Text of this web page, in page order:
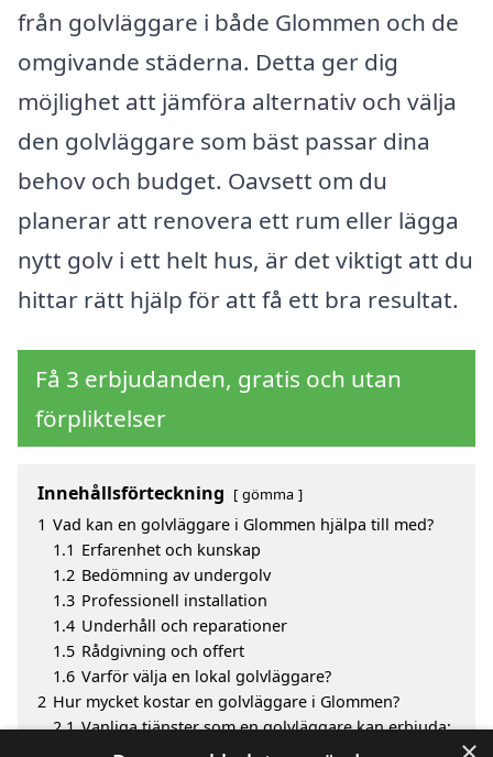
från golvläggare i både Glommen och de
omgivande städerna. Detta ger dig
möjlighet att jämföra alternativ och välja
den golvläggare som bäst passar dina
behov och budget. Oavsett om du
planerar att renovera ett rum eller lägga
nytt golv i ett helt hus, är det viktigt att du
hittar rätt hjälp för att få ett bra resultat.
Få 3 erbjudanden, gratis och utan
förpliktelser
Innehållsförteckning gömma
1 Vad kan en golvläggare i Glommen hjälpa till med?
1.1 Erfarenhet och kunskap
1.2 Bedömning av undergolv
1.3 Professionell installation
1.4 Underhåll och reparationer
1.5 Rådgivning och offert
1.6 Varför välja en lokal golvläggare?
2 Hur mycket kostar en golvläggare i Glommen?
2.1 Vanliga tjänster som en golvläggare kan erbjuda:
Fördelar med att välja golvläggare i Glommen